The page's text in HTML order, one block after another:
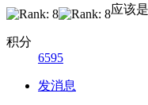
积分
6595
发消息
应该